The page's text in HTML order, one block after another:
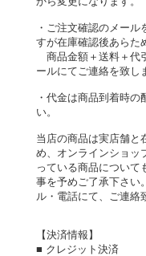
・ご注文確認のメー
すが在庫確認後あらた
商品金額＋送料＋代
ールにてご連絡を致し
・代金は商品到着時
い。
当店の商品は実店舗と
め、オンラインショッ
っている商品について
事を予めご了承下さい
ル・電話にて、ご連絡
【決済情報】
■ クレジット決済